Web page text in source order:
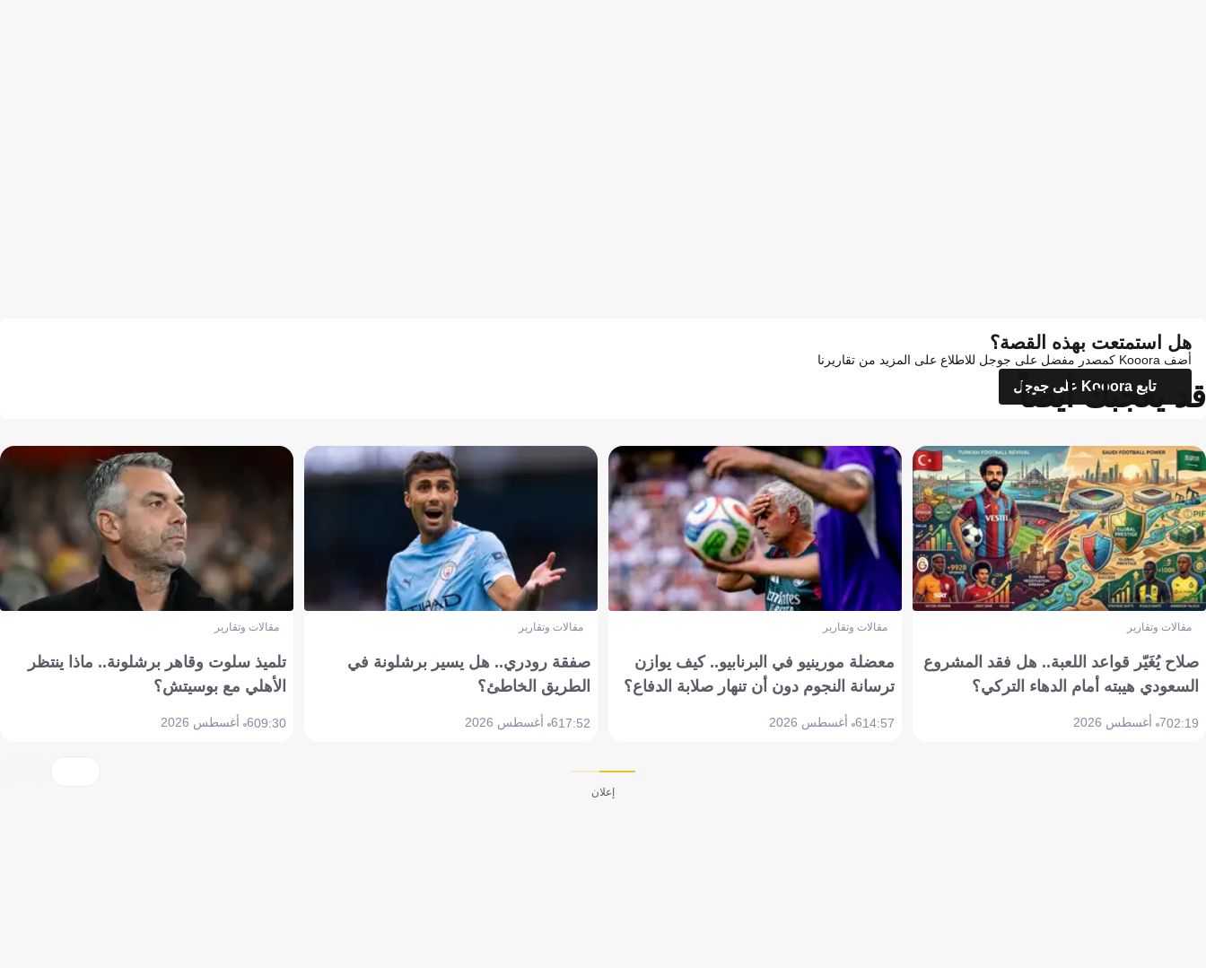
هل استمتعت بهذه القصة؟
أضف Kooora كمصدر مفضل على جوجل للاطلاع على المزيد من تقاريرنا
تابع Kooora على جوجل
قد يعجبك أيضاً
مقالات وتقارير
صلاح يُغَيّر قواعد اللعبة.. هل فقد المشروع
السعودي هيبته أمام الدهاء التركي؟
02:197 أغسطس 2026
مقالات وتقارير
معضلة مورينيو في البرنابيو.. كيف يوازن
ترسانة النجوم دون أن تنهار صلابة الدفاع؟
14:576 أغسطس 2026
مقالات وتقارير
صفقة رودري.. هل يسير برشلونة في
الطريق الخاطئ؟
17:526 أغسطس 2026
مقالات وتقارير
تلميذ سلوت وقاهر برشلونة.. ماذا ينتظر
الأهلي مع بوسيتش؟
09:306 أغسطس 2026
إعلان